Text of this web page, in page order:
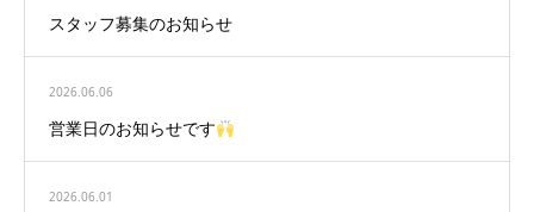
スタッフ募集のお知らせ
2026.06.06
営業日のお知らせです
2026.06.01